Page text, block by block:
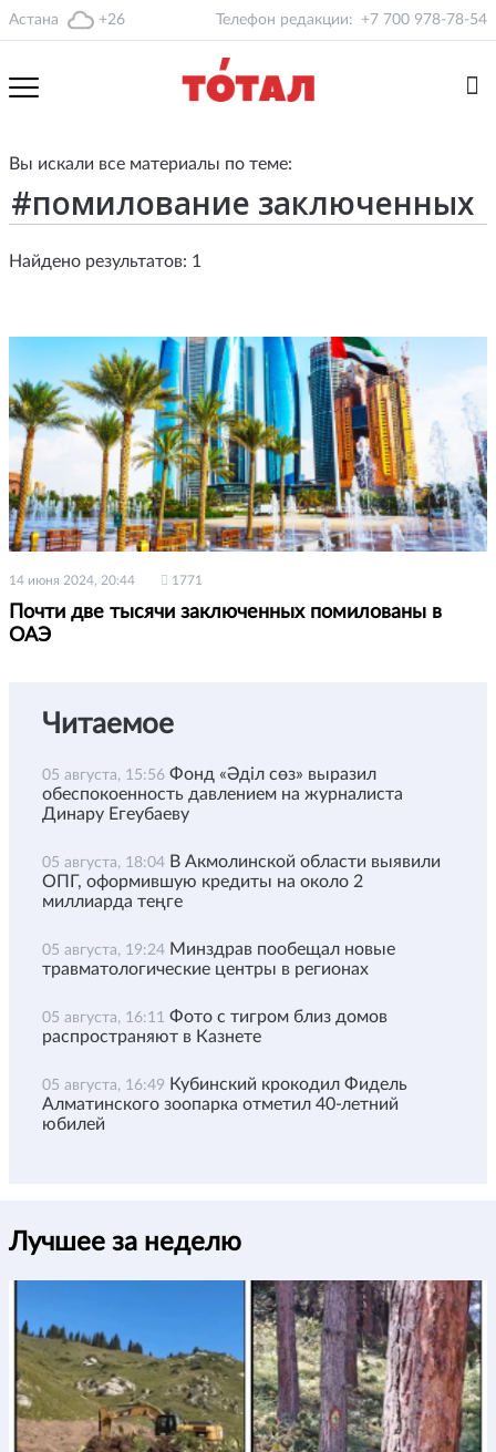
Астана +26 Телефон редакции: +7 700 978-78-54
Вы искали все материалы по теме:
Найдено результатов: 1
14 июня 2024, 20:44 1771
Почти две тысячи заключенных помилованы в
ОАЭ
Читаемое
05 августа, 15:56 Фонд «Әділ сөз» выразил
обеспокоенность давлением на журналиста
Динару Егеубаеву
05 августа, 18:04 В Акмолинской области выявили
ОПГ, оформившую кредиты на около 2
миллиарда теңге
05 августа, 19:24 Минздрав пообещал новые
травматологические центры в регионах
05 августа, 16:11 Фото с тигром близ домов
распространяют в Казнете
05 августа, 16:49 Кубинский крокодил Фидель
Алматинского зоопарка отметил 40-летний
юбилей
Лучшее за неделю